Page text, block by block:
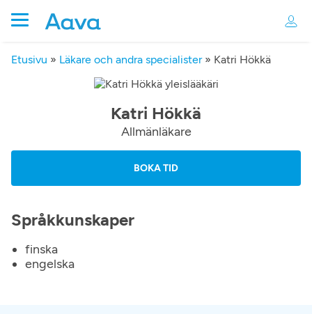
Etusivu » Läkare och andra specialister» Katri Hökkä
Katri Hökkä
Allmänläkare
BOKA TID
Språkkunskaper
finska
engelska